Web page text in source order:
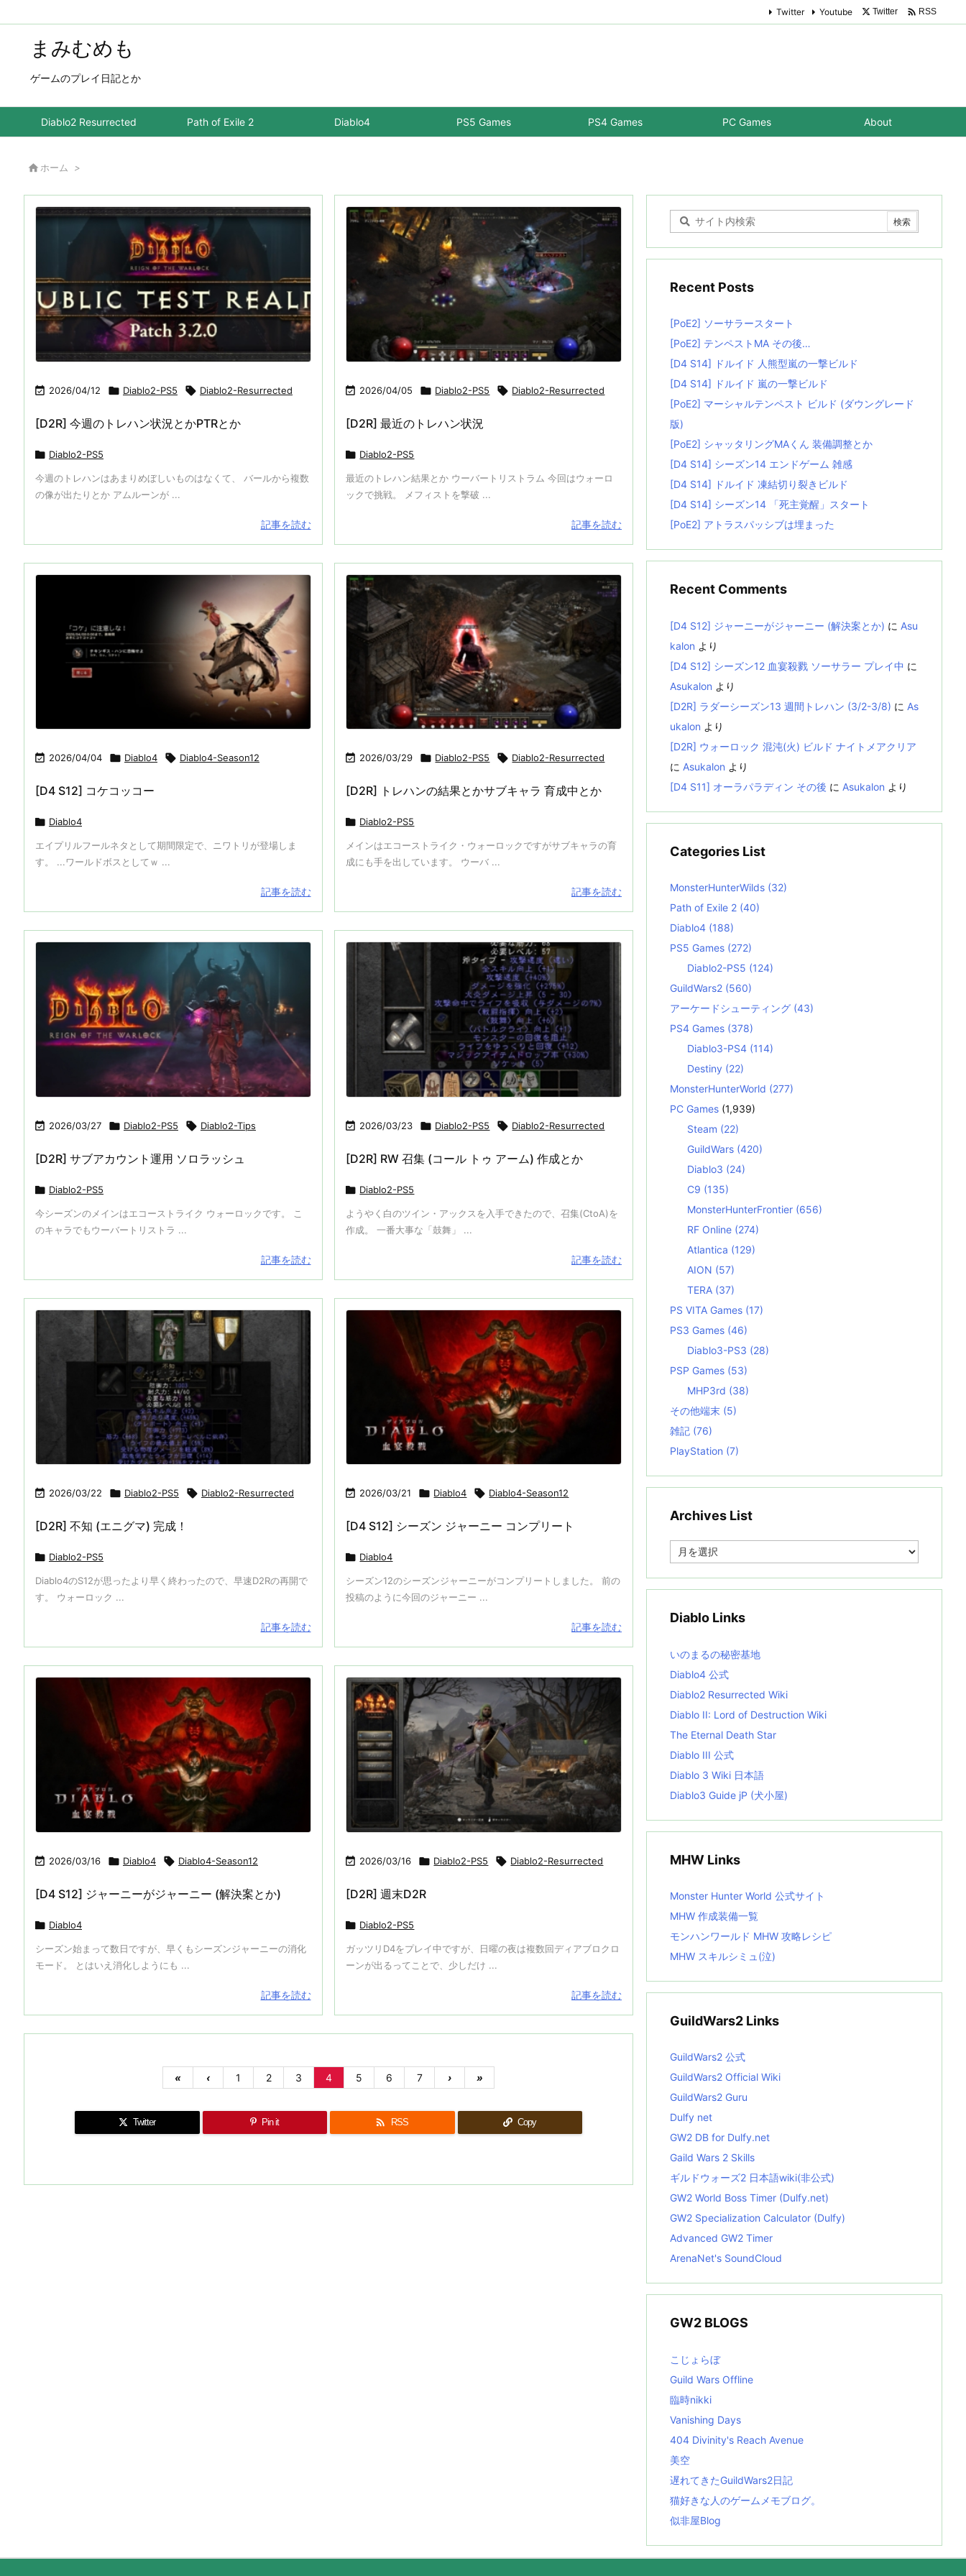
まみむめも
ゲームのプレイ日記とか
Diablo2 Resurrected Path of Exile 2 Diablo4 PS5 Games PS4 Games PC Games About
Twitter Youtube Twitter  RSS
 ホーム >
 2026/04/12  Diablo2-PS5  Diablo2-Resurrected
[D2R] 今週のトレハン状況とかPTRとか
 Diablo2-PS5
今週のトレハンはあまりめぼしいものはなくて、 バールから複数
の像が出たりとか アムルーンが ...
記事を読む
 2026/04/05  Diablo2-PS5  Diablo2-Resurrected
[D2R] 最近のトレハン状況
 Diablo2-PS5
最近のトレハン結果とか ウーバートリストラム 今回はウォーロ
ックで挑戦。 メフィストを撃破 ...
記事を読む
 2026/04/04  Diablo4  Diablo4-Season12
[D4 S12] コケコッコー
 Diablo4
エイプリルフールネタとして期間限定で、ニワトリが登場しま
す。 ...ワールドボスとしてｗ ...
記事を読む
 2026/03/29  Diablo2-PS5  Diablo2-Resurrected
[D2R] トレハンの結果とかサブキャラ 育成中とか
 Diablo2-PS5
メインはエコーストライク・ウォーロックですがサブキャラの育
成にも手を出しています。 ウーバ ...
記事を読む
 2026/03/27  Diablo2-PS5  Diablo2-Tips
[D2R] サブアカウント運用 ソロラッシュ
 Diablo2-PS5
今シーズンのメインはエコーストライク ウォーロックです。 こ
のキャラでもウーバートリストラ ...
記事を読む
 2026/03/23  Diablo2-PS5  Diablo2-Resurrected
[D2R] RW 召集 (コール トゥ アーム) 作成とか
 Diablo2-PS5
ようやく白のツイン・アックスを入手できたので、召集(CtoA)を
作成。 一番大事な「鼓舞」 ...
記事を読む
 2026/03/22  Diablo2-PS5  Diablo2-Resurrected
[D2R] 不知 (エニグマ) 完成！
 Diablo2-PS5
Diablo4のS12が思ったより早く終わったので、早速D2Rの再開で
す。 ウォーロック ...
記事を読む
 2026/03/21  Diablo4  Diablo4-Season12
[D4 S12] シーズン ジャーニー コンプリート
 Diablo4
シーズン12のシーズンジャーニーがコンプリートしました。 前の
投稿のように今回のジャーニー ...
記事を読む
 2026/03/16  Diablo4  Diablo4-Season12
[D4 S12] ジャーニーがジャーニー (解決案とか)
 Diablo4
シーズン始まって数日ですが、早くもシーズンジャーニーの消化
モード。 とはいえ消化しようにも ...
記事を読む
 2026/03/16  Diablo2-PS5  Diablo2-Resurrected
[D2R] 週末D2R
 Diablo2-PS5
ガッツリD4をプレイ中ですが、日曜の夜は複数回ディアブロクロ
ーンが出るってことで、少しだけ ...
記事を読む
« ‹ 1 2 3 4 5 6 7 › »
Twitter Pin it  RSS Copy
Recent Posts
[PoE2] ソーサラースタート
[PoE2] テンペストMA その後…
[D4 S14] ドルイド 人熊型嵐の一撃ビルド
[D4 S14] ドルイド 嵐の一撃ビルド
[PoE2] マーシャルテンペスト ビルド (ダウングレード
版)
[PoE2] シャッタリングMAくん 装備調整とか
[D4 S14] シーズン14 エンドゲーム 雑感
[D4 S14] ドルイド 凍結切り裂きビルド
[D4 S14] シーズン14 「死主覚醒」スタート
[PoE2] アトラスパッシブは埋まった
Recent Comments
[D4 S12] ジャーニーがジャーニー (解決案とか) に Asu
kalon より
[D4 S12] シーズン12 血宴殺戮 ソーサラー プレイ中 に
Asukalon より
[D2R] ラダーシーズン13 週間トレハン (3/2-3/8) に As
ukalon より
[D2R] ウォーロック 混沌(火) ビルド ナイトメアクリア
に Asukalon より
[D4 S11] オーラパラディン その後 に Asukalon より
Categories List
MonsterHunterWilds (32)
Path of Exile 2 (40)
Diablo4 (188)
PS5 Games (272)
Diablo2-PS5 (124)
GuildWars2 (560)
アーケードシューティング (43)
PS4 Games (378)
Diablo3-PS4 (114)
Destiny (22)
MonsterHunterWorld (277)
PC Games (1,939)
Steam (22)
GuildWars (420)
Diablo3 (24)
C9 (135)
MonsterHunterFrontier (656)
RF Online (274)
Atlantica (129)
AION (57)
TERA (37)
PS VITA Games (17)
PS3 Games (46)
Diablo3-PS3 (28)
PSP Games (53)
MHP3rd (38)
その他端末 (5)
雑記 (76)
PlayStation (7)
Archives List
e
i
s
t
Diablo Links
いのまるの秘密基地
Diablo4 公式
Diablo2 Resurrected Wiki
Diablo II: Lord of Destruction Wiki
The Eternal Death Star
Diablo III 公式
Diablo 3 Wiki 日本語
Diablo3 Guide jP (犬小屋)
MHW Links
Monster Hunter World 公式サイト
MHW 作成装備一覧
モンハンワールド MHW 攻略レシピ
MHW スキルシミュ(泣)
GuildWars2 Links
GuildWars2 公式
GuildWars2 Official Wiki
GuildWars2 Guru
Dulfy net
GW2 DB for Dulfy.net
Gaild Wars 2 Skills
ギルドウォーズ2 日本語wiki(非公式)
GW2 World Boss Timer (Dulfy.net)
GW2 Specialization Calculator (Dulfy)
Advanced GW2 Timer
ArenaNet's SoundCloud
GW2 BLOGS
こじょらぼ
Guild Wars Offline
臨時nikki
Vanishing Days
404 Divinity's Reach Avenue
美空
遅れてきたGuildWars2日記
猫好きな人のゲームメモブログ。
似非屋Blog